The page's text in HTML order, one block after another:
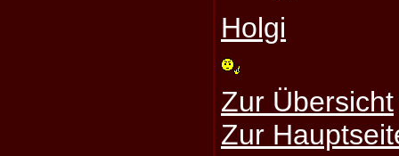
Holgi
Zur Übersicht
Zur